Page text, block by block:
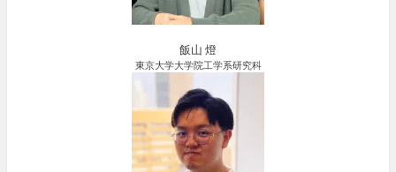
飯山 燈
東京大学大学院工学系研究科